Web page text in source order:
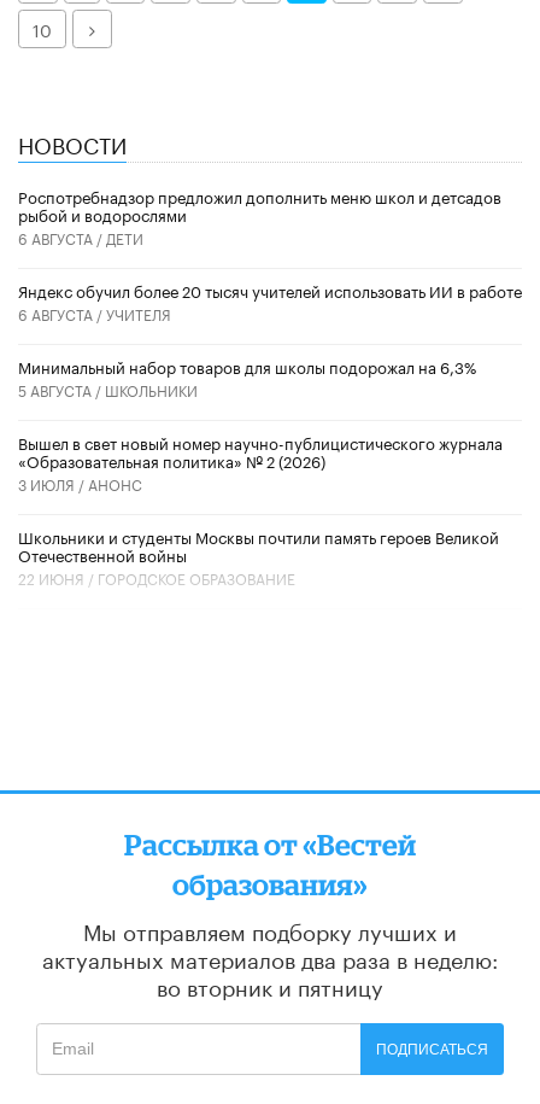
10
Далее
НОВОСТИ
Роспотребнадзор предложил дополнить меню школ и детсадов
рыбой и водорослями
6 АВГУСТА / ДЕТИ
​Яндекс обучил более 20 тысяч учителей использовать ИИ в работе
6 АВГУСТА /УЧИТЕЛЯ
Минимальный набор товаров для школы подорожал на 6,3%
5 АВГУСТА / ШКОЛЬНИКИ
Вышел в свет новый номер научно-публицистического журнала
«Образовательная политика» № 2 (2026)
3 ИЮЛЯ / АНОНС
Школьники и студенты Москвы почтили память героев Великой
Отечественной войны
22 ИЮНЯ / ГОРОДСКОЕ ОБРАЗОВАНИЕ
Рассылка от «Вестей
образования»
Мы отправляем подборку лучших и
актуальных материалов два раза в неделю:
во вторник и пятницу
ПОДПИСАТЬСЯ